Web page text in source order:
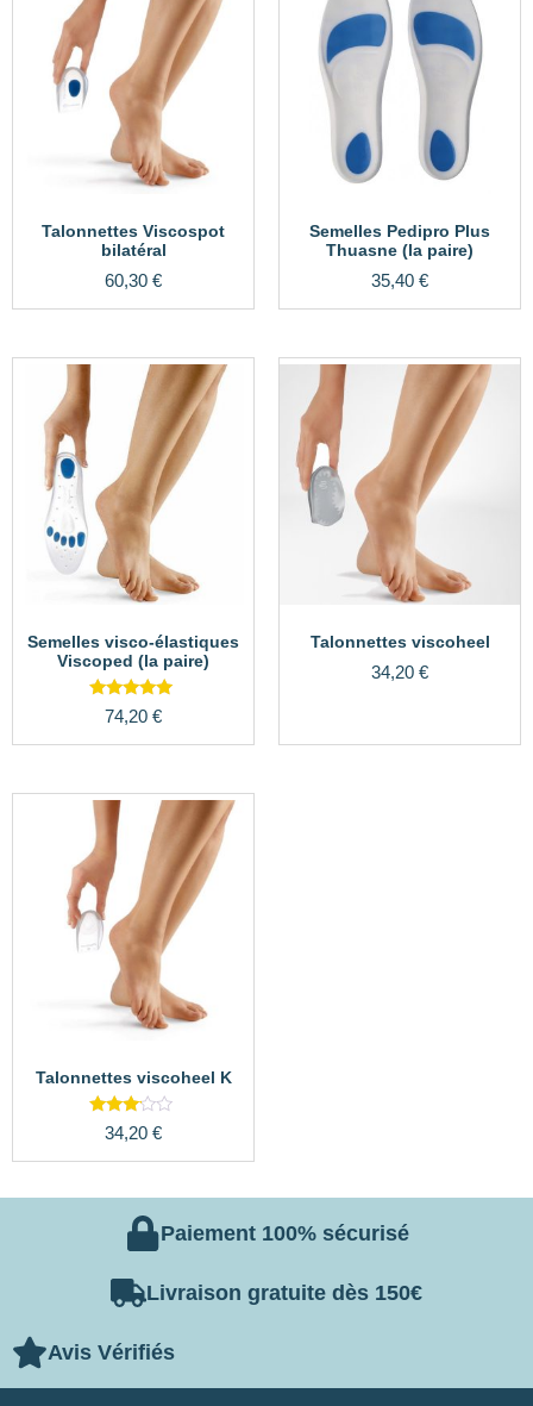
Talonnettes Viscospot
bilatéral
60,30 €
Semelles Pedipro Plus
Thuasne (la paire)
35,40 €
Semelles visco-élastiques
Viscoped (la paire)
Note
5.00
sur 5
74,20 €
Talonnettes viscoheel
34,20 €
Talonnettes viscoheel K
Note
3.00
sur 5
34,20 €
Paiement 100% sécurisé
Livraison gratuite dès 150€
Avis Vérifiés